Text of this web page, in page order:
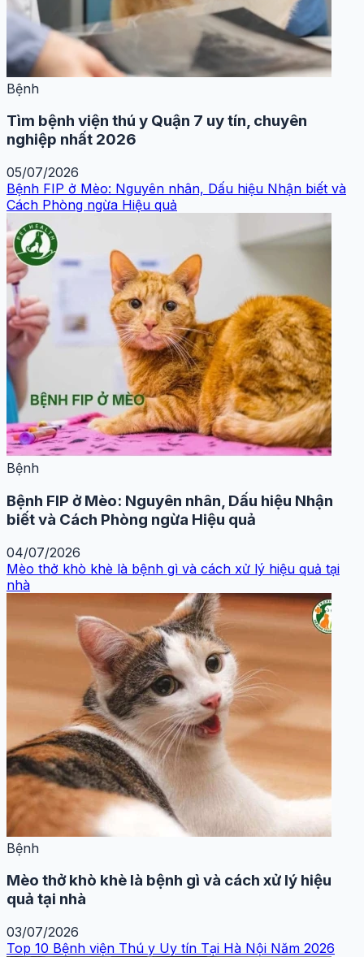
Bệnh
Tìm bệnh viện thú y Quận 7 uy tín, chuyên
nghiệp nhất 2026
05/07/2026
Bệnh FIP ở Mèo: Nguyên nhân, Dấu hiệu Nhận biết và
Cách Phòng ngừa Hiệu quả
Bệnh
Bệnh FIP ở Mèo: Nguyên nhân, Dấu hiệu Nhận
biết và Cách Phòng ngừa Hiệu quả
04/07/2026
Mèo thở khò khè là bệnh gì và cách xử lý hiệu quả tại
nhà
Bệnh
Mèo thở khò khè là bệnh gì và cách xử lý hiệu
quả tại nhà
03/07/2026
Top 10 Bệnh viện Thú y Uy tín Tại Hà Nội Năm 2026